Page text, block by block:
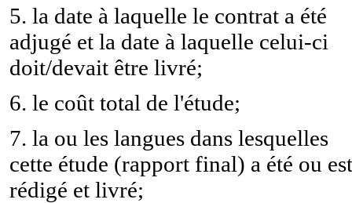
5. la date à laquelle le contrat a été
adjugé et la date à laquelle celui-ci
doit/devait être livré;
6. le coût total de l'étude;
7. la ou les langues dans lesquelles
cette étude (rapport final) a été ou est
rédigé et livré;